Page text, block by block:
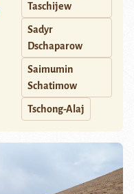
Taschijew
Sadyr
Dschaparow
Saimumin
Schatimow
Tschong-Alaj